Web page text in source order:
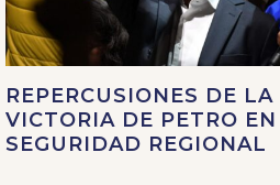
REPERCUSIONES DE LA
VICTORIA DE PETRO
SEGURIDAD REGIONAL